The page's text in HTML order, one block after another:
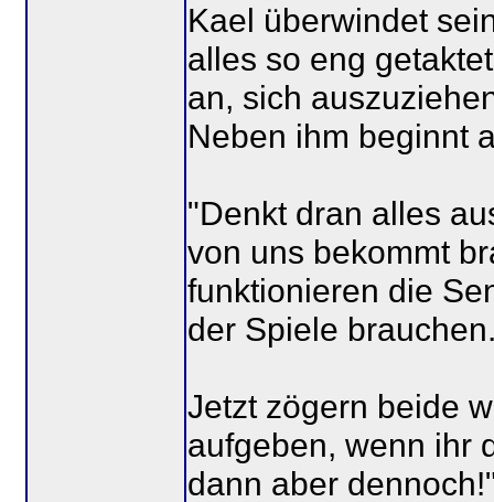
Kael überwindet
alles so eng
an, sich
Neben ihm beginnt
"Denkt dran alles
von uns bekommt
funktionieren die
der Spiele
Jetzt zögern beide
aufgeben, wenn ihr
dann aber